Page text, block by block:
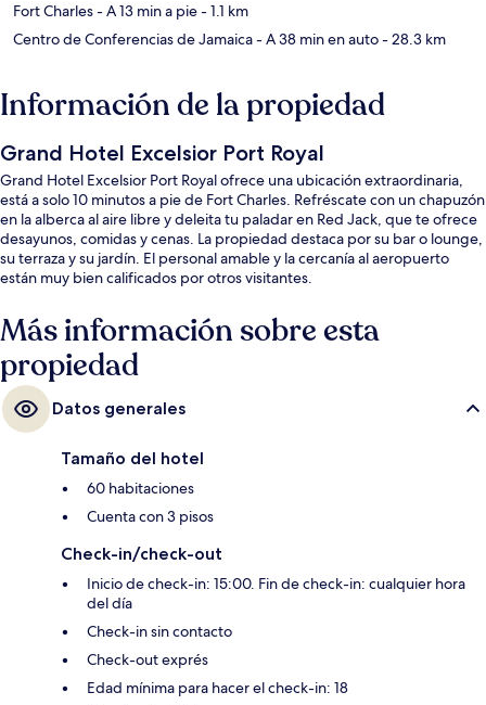
Fort Charles- A 13 min a pie- 1.1 km
Centro de Conferencias de Jamaica- A 38 min en auto- 28.3 km
Información de la propiedad
Grand Hotel Excelsior Port Royal
Grand Hotel Excelsior Port Royal ofrece una ubicación extraordinaria,
está a solo 10 minutos a pie de Fort Charles. Refréscate con un chapuzón
en la alberca al aire libre y deleita tu paladar en Red Jack, que te ofrece
desayunos, comidas y cenas. La propiedad destaca por su bar o lounge,
su terraza y su jardín. El personal amable y la cercanía al aeropuerto
están muy bien calificados por otros visitantes.
Más información sobre esta
propiedad
Datos generales
Tamaño del hotel
60 habitaciones
Cuenta con 3 pisos
Check-in/check-out
Inicio de check-in: 15:00. Fin de check-in: cualquier hora
del día
Check-in sin contacto
Check-out exprés
Edad mínima para hacer el check-in: 18